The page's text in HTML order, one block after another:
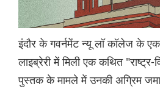
इंदौर के गवर्नमेंट न्यू लॉ कॉलेज के
लाइब्रेरी में मिली एक कथित
पुस्तक के मामले में उनकी अग्रिम